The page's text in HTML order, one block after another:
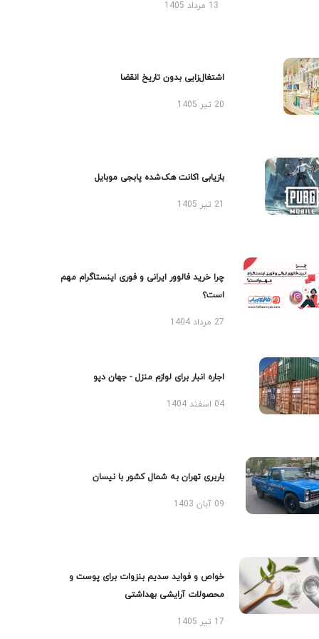
13 مرداد 1405
اشتغال‌زایی بدون تاریخ انقضا
20 تیر 1405
بازیابی اکانت هک‌شده پابجی موبایل
چرا خرید فالوور ایرانی و فوری اینستاگرام مهم
است؟
27 مرداد 1404
اجاره انبار برای لوازم منزل - جهان دپو
04 اسفند 1404
باربری تهران به شمال کشور با نیسان
09 آبان 1403
خواص و فواید سدیم بنزوات برای پوست و
محصولات آرایشی بهداشتی
17 تیر 1405